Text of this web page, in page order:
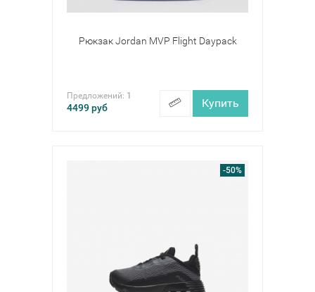
Рюкзак Jordan MVP Flight Daypack
Предложений: 1
4499руб Купить
-50%